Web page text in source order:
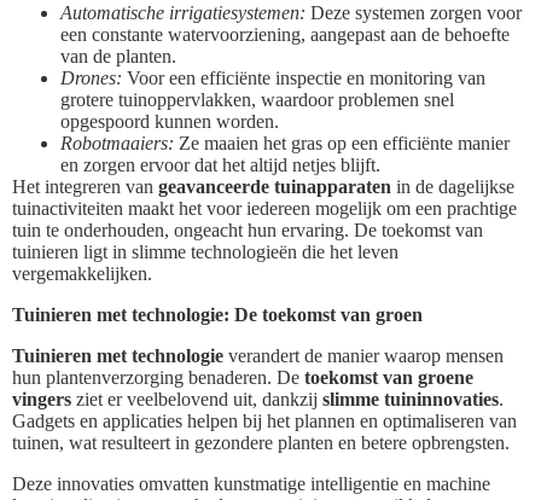
Automatische irrigatiesystemen: Deze systemen zorgen voor
een constante watervoorziening, aangepast aan de behoefte
van de planten.
Drones: Voor een efficiënte inspectie en monitoring van
grotere tuinoppervlakken, waardoor problemen snel
opgespoord kunnen worden.
Robotmaaiers: Ze maaien het gras op een efficiënte manier
en zorgen ervoor dat het altijd netjes blijft.
Het integreren van geavanceerde tuinapparaten in de dagelijkse
tuinactiviteiten maakt het voor iedereen mogelijk om een prachtige
tuin te onderhouden, ongeacht hun ervaring. De toekomst van
tuinieren ligt in slimme technologieën die het leven
vergemakkelijken.
Tuinieren met technologie: De toekomst van groen
Tuinieren met technologie verandert de manier waarop mensen
hun plantenverzorging benaderen. De toekomst van groene
vingers ziet er veelbelovend uit, dankzij slimme tuininnovaties.
Gadgets en applicaties helpen bij het plannen en optimaliseren van
tuinen, wat resulteert in gezondere planten en betere opbrengsten.
Deze innovaties omvatten kunstmatige intelligentie en machine